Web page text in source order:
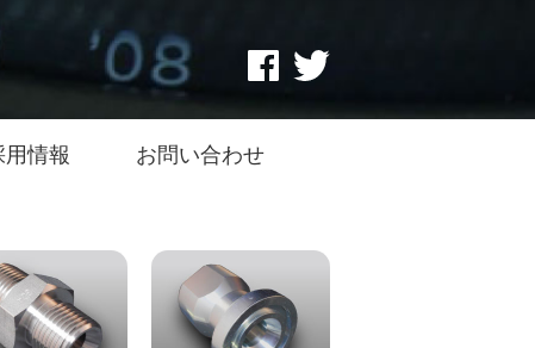
用情報 お問い合わせ